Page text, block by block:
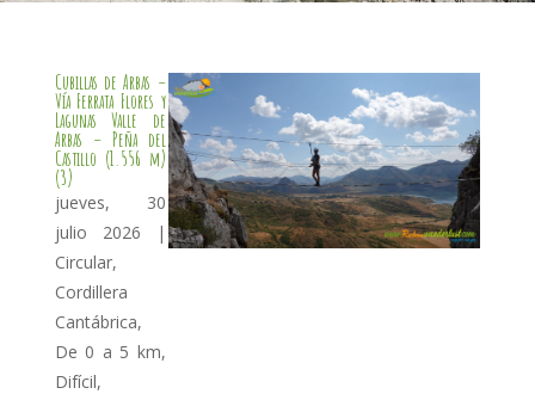
Cubillas de Arbas –
Vía Ferrata Flores y
Lagunas Valle de
Arbas – Peña del
Castillo (1.556 m)
(3)
jueves, 30
julio 2026 |
Circular,
Cordillera
Cantábrica,
De 0 a 5 km,
Difícil,